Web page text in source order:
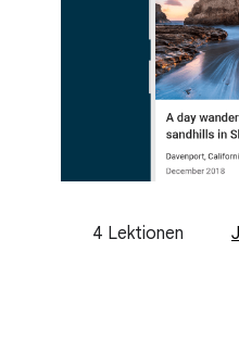
4 Lektionen